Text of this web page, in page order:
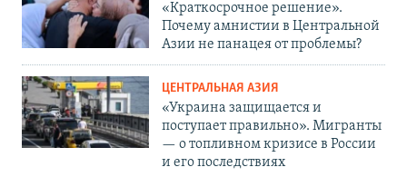
«Краткосрочное решение».
Почему амнистии в Центральной
Азии не панацея от проблемы?
ЦЕНТРАЛЬНАЯ АЗИЯ
«Украина защищается и
поступает правильно». Мигранты
— о топливном кризисе в России
и его последствиях